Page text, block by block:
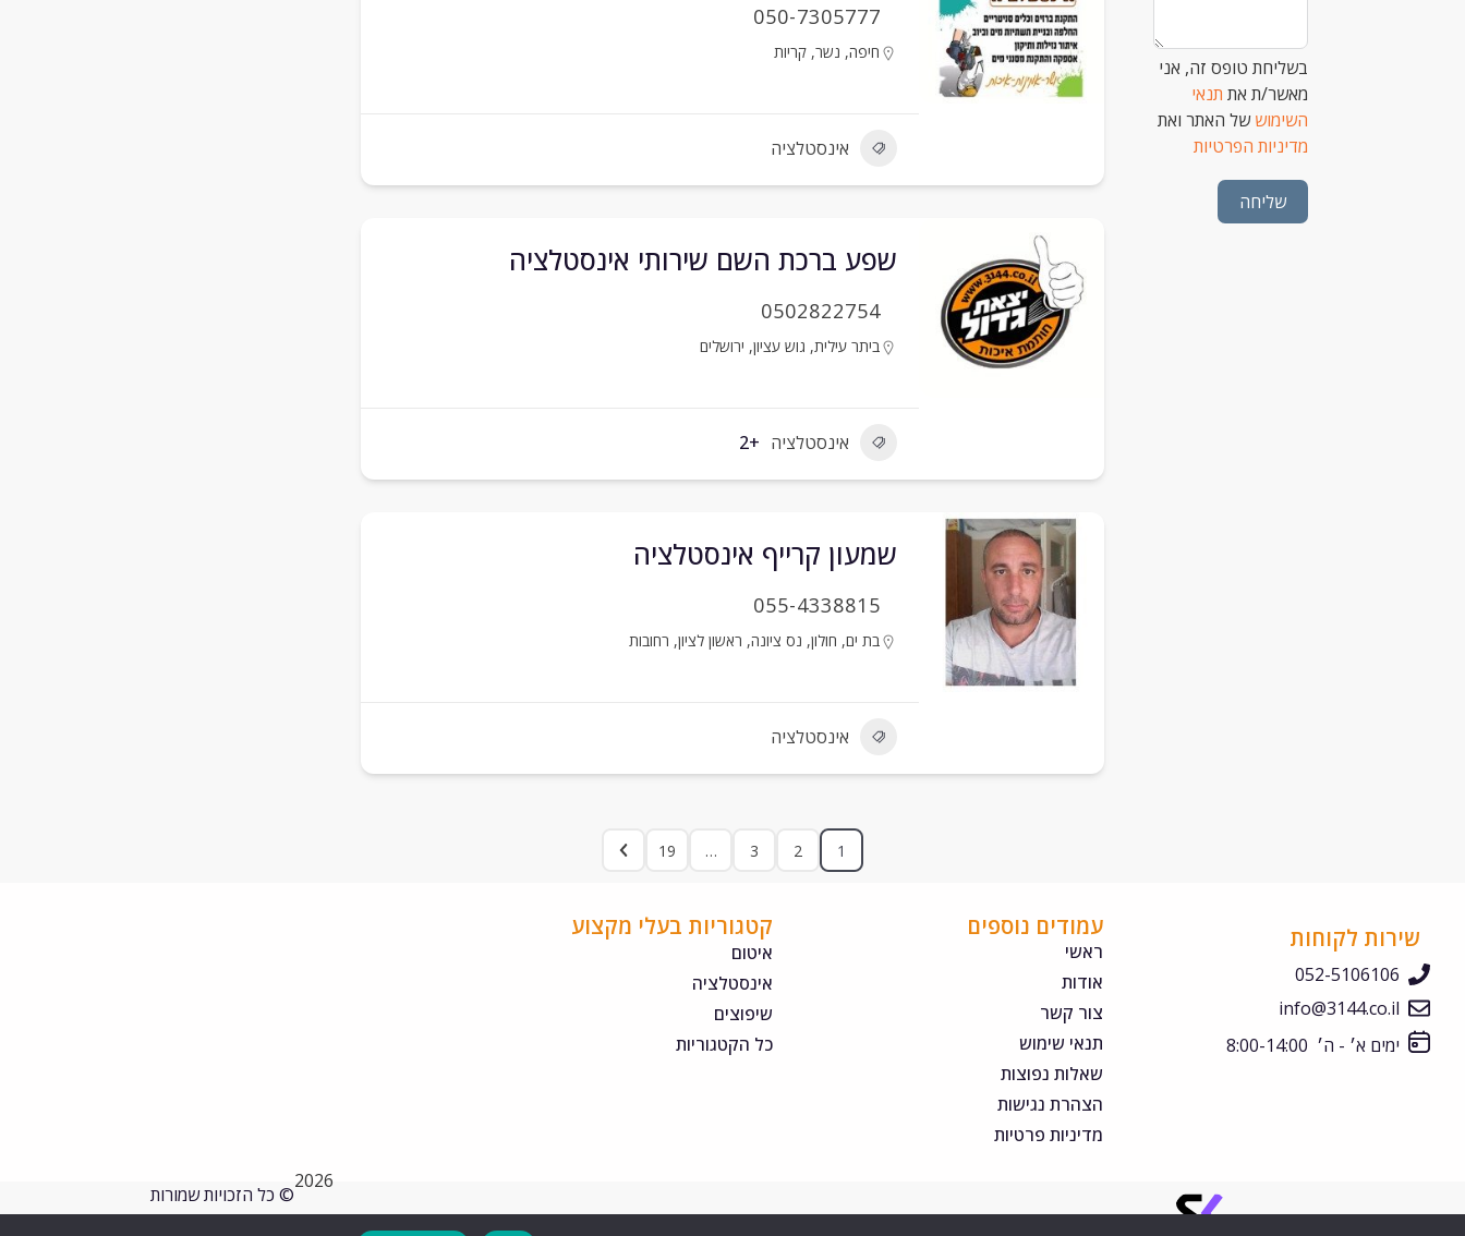
בשליחת טופס זה, אני
מאשר/ת את תנאי
השימוששל האתר ואת
מדיניות הפרטיות
שליחה
050-7305777
חיפה, נשר,קריות
אינסטלציה
שפע ברכת השם שירותי אינסטלציה
0502822754
ביתר עילית, גוש עציון, ירושלים
אינסטלציה +2
שמעון קרייף אינסטלציה
055-4338815
בת ים, חולון, נס ציונה, ראשון לציון, רחובות
אינסטלציה
1
2
3
…
19
שירות לקוחות
052-5106106
info@3144.co.il
ימים א׳ - ה׳ 8:00-14:00
עמודים נוספים
ראשי
אודות
צור קשר
תנאי שימוש
שאלות נפוצות
הצהרת נגישות
מדיניות פרטיות
קטגוריות בעלי מקצוע
איטום
אינסטלציה
שיפוצים
כל הקטגוריות
© כל הזכויות שמורות
2026